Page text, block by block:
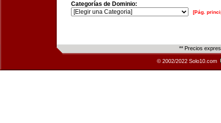
Categorías de Dominio:
[Pág.
** Precios
© 2002/2022 Solo10.com